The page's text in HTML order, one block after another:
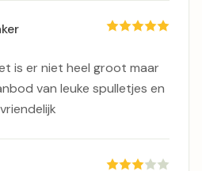
is er niet heel groot maar
van leuke spulletjes en